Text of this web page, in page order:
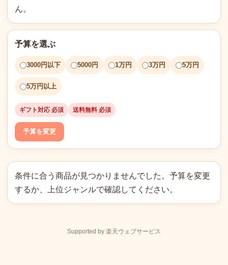
ん。
予算を選ぶ
3000円以下 5000円 1万円 3万円 5万円
5万円以上
ギフト対応 必須 送料無料 必須
予算を変更
条件に合う商品が見つかりませんでした。予算を変更
するか、上位ジャンルで確認してください。
Supported by 楽天ウェブサービス